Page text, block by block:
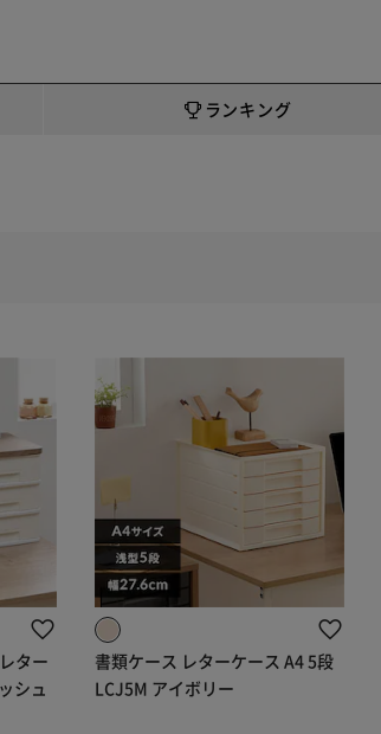
ランキング
ター
シュ
書類ケース レターケース A4 5段
LCJ5M アイボリー